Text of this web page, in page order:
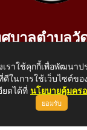
ศบาลตำบลวั
.เมือง จ.หนองคาย
414758 โทรสา
เราใช้คุกกี้เพื่อพัฒนา
ในการใช้เว็บไซต์ข
ยดได้ที่ นโยบายคุ้มคร
ยอมรับ